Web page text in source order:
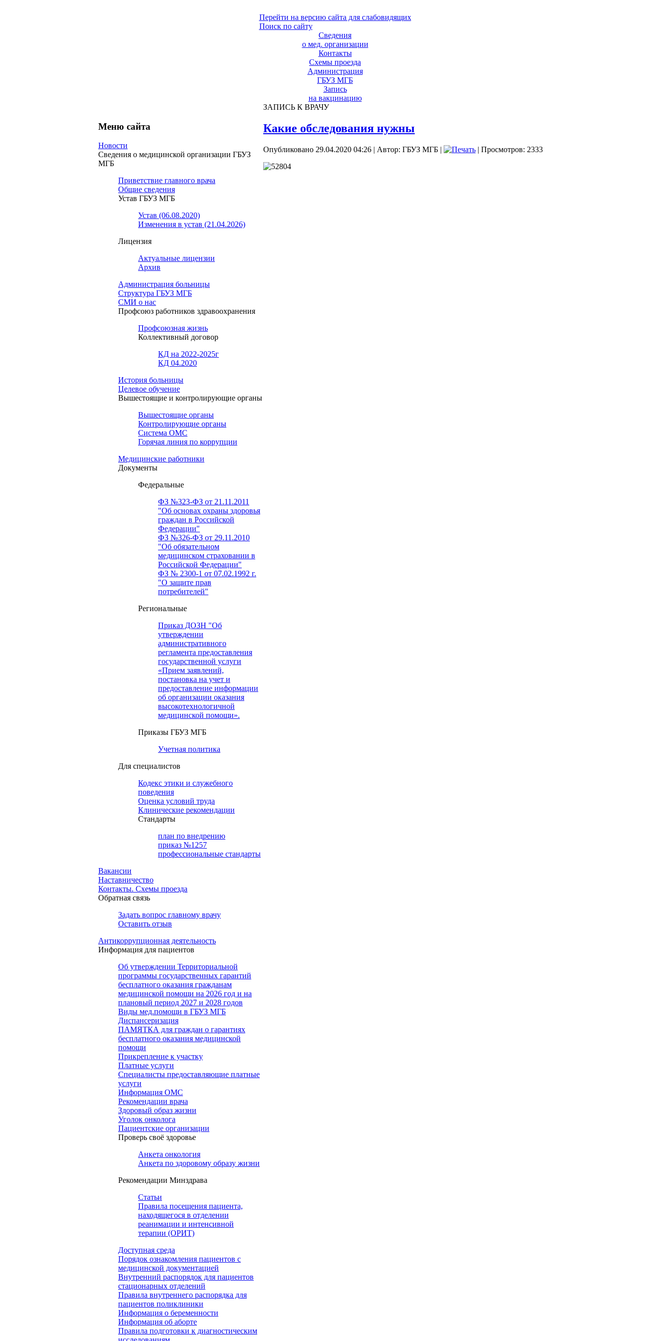
Перейти на версию сайта для слабовидящих
Поиск по сайту
Сведения
о мед. организации
Контакты
Схемы проезда
Администрация
ГБУЗ МГБ
Запись
на вакцинацию
ЗАПИСЬ К ВРАЧУ
Меню сайта
Новости
Сведения о медицинской организации ГБУЗ
МГБ
Приветствие главного врача
Общие сведения
Устав ГБУЗ МГБ
Устав (06.08.2020)
Изменения в устав (21.04.2026)
Лицензия
Актуальные лицензии
Архив
Администрация больницы
Структура ГБУЗ МГБ
СМИ о нас
Профсоюз работников здравоохранения
Профсоюзная жизнь
Коллективный договор
КД на 2022-2025г
КД 04.2020
История больницы
Целевое обучение
Вышестоящие и контролирующие органы
Вышестоящие органы
Контролирующие органы
Система ОМС
Горячая линия по коррупции
Медицинские работники
Документы
Федеральные
ФЗ №323-ФЗ от 21.11.2011
"Об основах охраны здоровья
граждан в Российской
Федерации"
ФЗ №326-ФЗ от 29.11.2010
"Об обязательном
медицинском страховании в
Российской Федерации"
ФЗ № 2300-1 от 07.02.1992 г.
"О защите прав
потребителей"
Региональные
Приказ ДОЗН "Об
утверждении
административного
регламента предоставления
государственной услуги
«Прием заявлений,
постановка на учет и
предоставление информации
об организации оказания
высокотехнологичной
медицинской помощи».
Приказы ГБУЗ МГБ
Учетная политика
Для специалистов
Кодекс этики и служебного
поведения
Оценка условий труда
Клинические рекомендации
Cтандарты
план по внедрению
приказ №1257
профессиональные стандарты
Вакансии
Наставничество
Контакты. Схемы проезда
Обратная связь
Задать вопрос главному врачу
Оставить отзыв
Антикоррупционная деятельность
Информация для пациентов
Об утверждении Территориальной
программы государственных гарантий
бесплатного оказания гражданам
медицинской помощи на 2026 год и на
плановый период 2027 и 2028 годов
Виды мед.помощи в ГБУЗ МГБ
Диспансеризация
ПАМЯТКА для граждан о гарантиях
бесплатного оказания медицинской
помощи
Прикрепление к участку
Платные услуги
Специалисты предоставляющие платные
услуги
Информация ОМС
Рекомендации врача
Здоровый образ жизни
Уголок онколога
Пациентские организации
Проверь своё здоровье
Анкета онкология
Анкета по здоровому образу жизни
Рекомендации Минздрава
Статьи
Правила посещения пациента,
находящегося в отделении
реанимации и интенсивной
терапии (ОРИТ)
Доступная среда
Порядок ознакомления пациентов с
медицинской документацией
Внутренний распорядок для пациентов
стационарных отделений
Правила внутреннего распорядка для
пациентов поликлиники
Информация о беременности
Информация об аборте
Правила подготовки к диагностическим
Какие обследования нужны
Опубликовано 29.04.2020 04:26 | Автор: ГБУЗ МГБ | | Просмотров: 2333